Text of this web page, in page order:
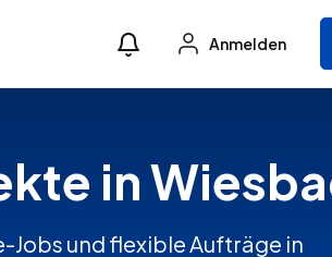
Anmelden
in
Jobs und flexible Aufträge in